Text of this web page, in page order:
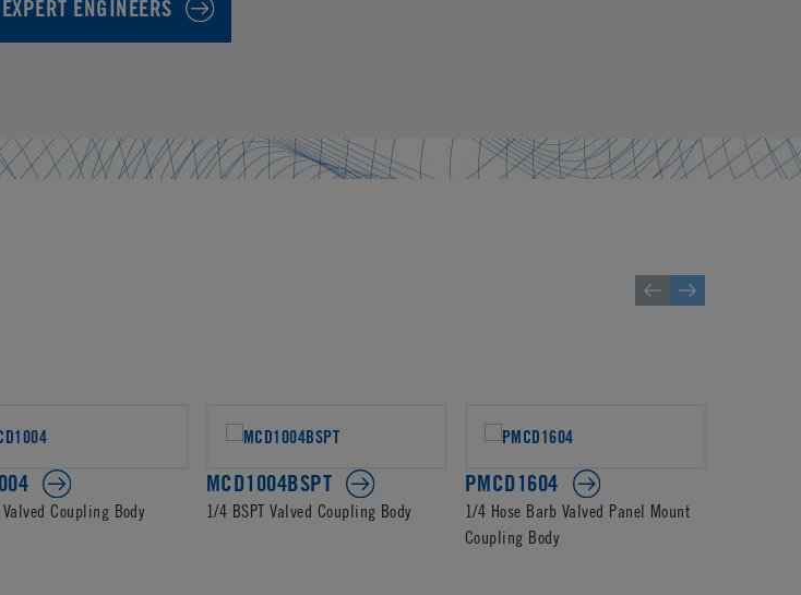
ENGINEERS
Valved Coupling Body
MCD1004BSPT
1/4 BSPT Valved Coupling Body
PMCD1604
1/4 Hose Barb Valved Panel Mount
Coupling Body